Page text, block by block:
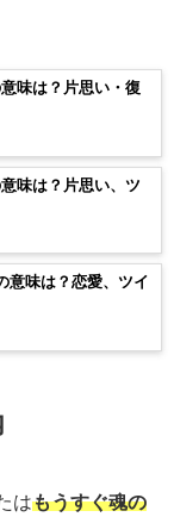
味は？片思い・復
味は？片思い、ツ
意味は？恋愛、ツイ
はもうすぐ魂の